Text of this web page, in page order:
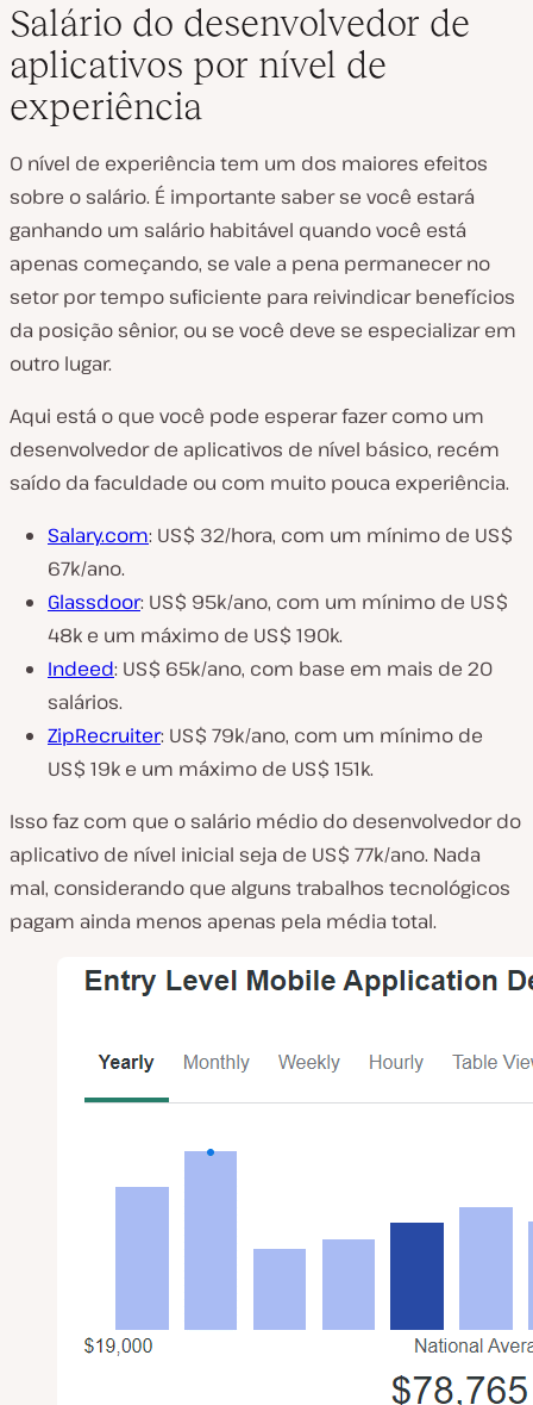
Salário do desenvolvedor de
aplicativos por nível de
experiência
O nível de experiência tem um dos maiores efeitos
sobre o salário. É importante saber se você estará
ganhando um salário habitável quando você está
apenas começando, se vale a pena permanecer no
setor por tempo suficiente para reivindicar benefícios
da posição sênior, ou se você deve se especializar em
outro lugar.
Aqui está o que você pode esperar fazer como um
desenvolvedor de aplicativos de nível básico, recém
saído da faculdade ou com muito pouca experiência.
Salary.com: US$ 32/hora, com um mínimo de US$
67k/ano.
Glassdoor: US$ 95k/ano, com um mínimo de US$
48k e um máximo de US$ 190k.
Indeed: US$ 65k/ano, com base em mais de 20
salários.
ZipRecruiter: US$ 79k/ano, com um mínimo de
US$ 19k e um máximo de US$ 151k.
Isso faz com que o salário médio do desenvolvedor do
aplicativo de nível inicial seja de US$ 77k/ano. Nada
mal, considerando que alguns trabalhos tecnológicos
pagam ainda menos apenas pela média total.